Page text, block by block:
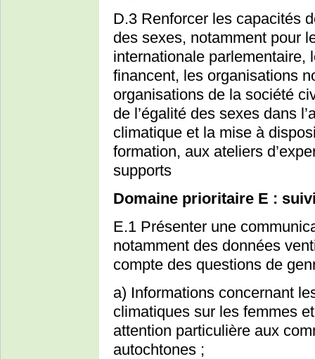
D.3 Renforcer les capacités
des sexes, notamment pour
internationale parlementaire,
financent, les organisations
organisations de la société
de l’égalité des sexes dans
climatique et la mise à
formation, aux ateliers
supports
Domaine prioritaire E :
E.1 Présenter une
notamment des données
compte des questions de
a) Informations concernant
climatiques sur les femmes
attention particulière aux
autochtones ;